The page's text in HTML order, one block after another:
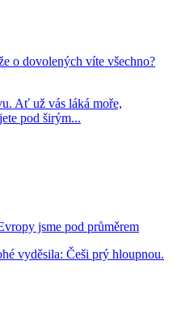
o dovolených víte všechno?
Ať už vás láká moře,
pod širým...
jsme pod průměrem
vyděsila: Češi prý hloupnou.